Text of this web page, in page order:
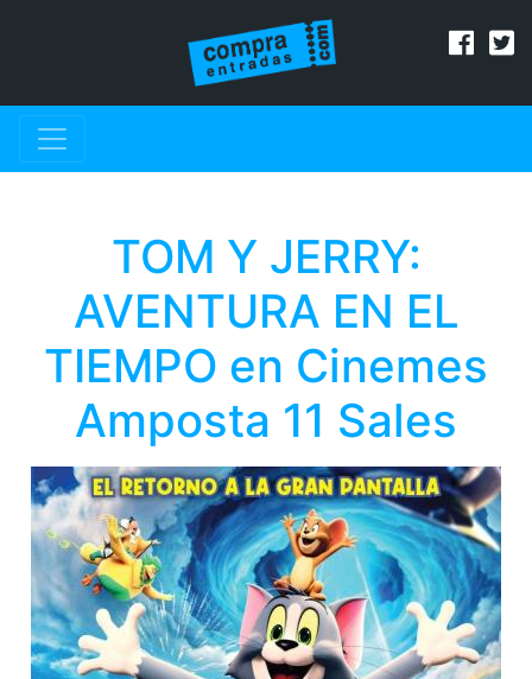
TOM Y JERRY:
AVENTURA EN EL
TIEMPO en Cinemes
Amposta 11 Sales